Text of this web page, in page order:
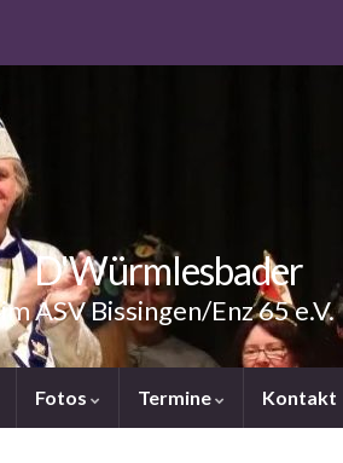
D'Würmlesbader
im ASV Bissingen/Enz 65 e.V.
Fotos Termine Kontakt